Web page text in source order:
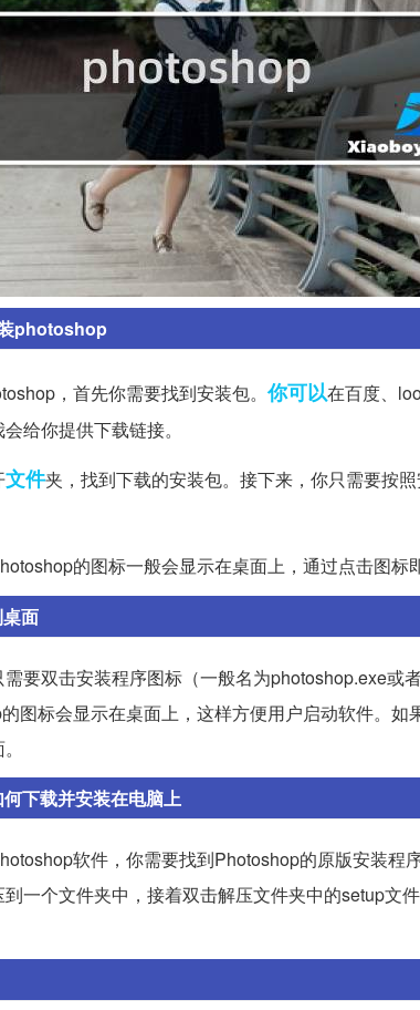
photoshop
，首先你需要找到安装包。你可以在百度、
给你提供下载链接。
文件夹，找到下载的安装包。接下来，你只需要按
的图标一般会显示在桌面上，通过点击图标
面
要双击安装程序图标（一般名为photoshop.exe或
图标会显示在桌面上，这样方便用户启动软件。
下载并安装在电脑上
软件，你需要找到Photoshop的原版安装
一个文件夹中，接着双击解压文件夹中的setup文